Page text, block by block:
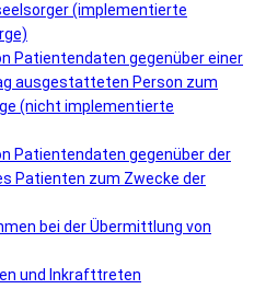
(implementierte
Patientendaten gegenüber einer
ausgestatteten Person zum
(nicht implementierte
Patientendaten gegenüber der
Patienten zum Zwecke der
bei der Übermittlung von
und Inkrafttreten